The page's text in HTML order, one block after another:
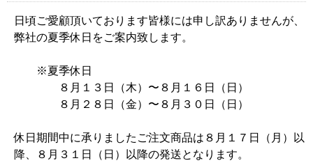
日頃ご愛顧頂いております皆様には申し訳ありませんが、
弊社の夏季休日をご案内致します。
※夏季休日
８月１３日（木）〜８月１６日（日）
８月２８日（金）〜８月３０日（日）
休日期間中に承りましたご注文商品は８月１７日（月）以
降、８月３１日（日）以降の発送となります。